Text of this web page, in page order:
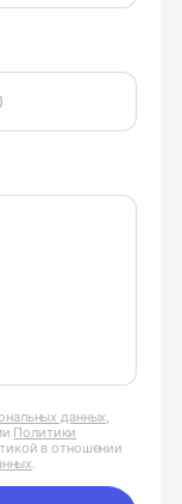
данных,
Политики
в отношении
.